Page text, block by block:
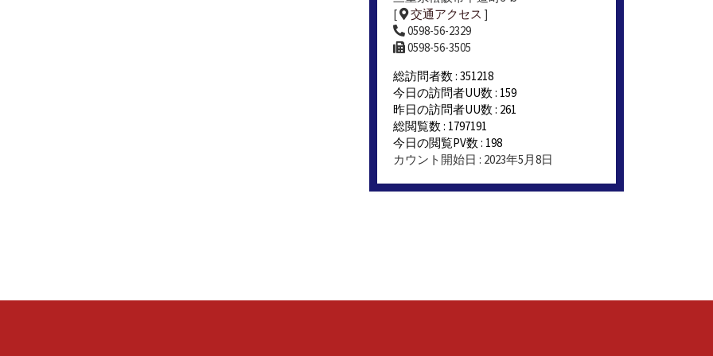
[
交通アクセス ]
0598-56-2329
0598-56-3505
総訪問者数 : 351218
今日の訪問者UU数 : 159
昨日の訪問者UU数 : 261
総閲覧数 : 1797191
今日の閲覧PV数 : 198
カウント開始日 : 2023年5月8日